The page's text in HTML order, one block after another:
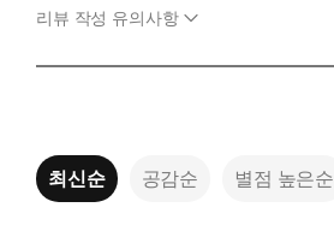
리뷰 작성 유의사항
최신순 공감순 별점 높은순